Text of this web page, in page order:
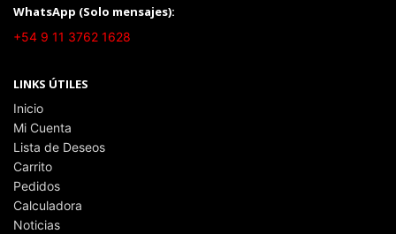
WhatsApp (Solo mensajes):
+54 9 11 3762 1628
LINKS ÚTILES
Inicio
Mi Cuenta
Lista de Deseos
Carrito
Pedidos
Calculadora
Noticias